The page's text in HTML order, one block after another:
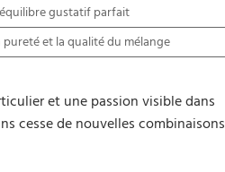
gustatif parfait
pureté et la qualité du mélange
et une passion visible dans
cesse de nouvelles combinaisons